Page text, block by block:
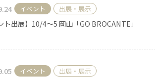
イベント 出展・展示
ト出展】10/4～5 岡山「GO BROCANTE」
イベント 出展・展示